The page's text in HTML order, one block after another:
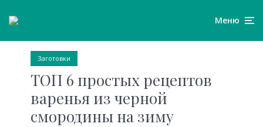
Меню
Заготовки
ТОП 6 простых рецептов
варенья из черной
смородины на зиму